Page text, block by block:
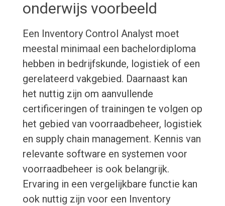
onderwijs voorbeeld
Een Inventory Control Analyst moet
meestal minimaal een bachelordiploma
hebben in bedrijfskunde, logistiek of een
gerelateerd vakgebied. Daarnaast kan
het nuttig zijn om aanvullende
certificeringen of trainingen te volgen op
het gebied van voorraadbeheer, logistiek
en supply chain management. Kennis van
relevante software en systemen voor
voorraadbeheer is ook belangrijk.
Ervaring in een vergelijkbare functie kan
ook nuttig zijn voor een Inventory